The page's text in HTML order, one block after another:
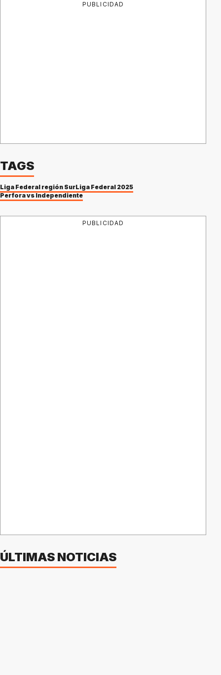
PUBLICIDAD
TAGS
Liga Federal región SurLiga Federal 2025
Perfora vs Independiente
PUBLICIDAD
ÚLTIMAS NOTICIAS